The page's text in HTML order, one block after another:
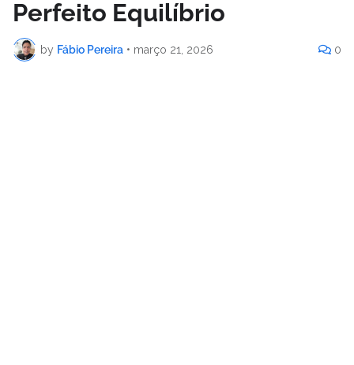
Perfeito Equilíbrio
by Fábio Pereira • março 21, 2026 0